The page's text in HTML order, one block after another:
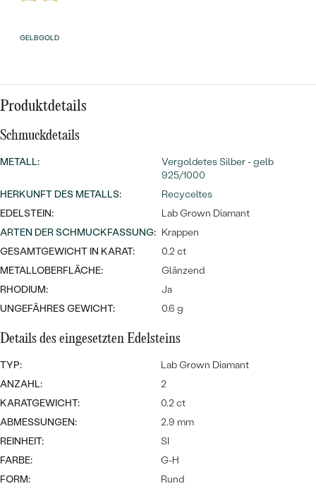
Wave Kollektion
ANSEHEN
NACH DER FORM
DIAMANTEN
Bestseller
Ohrrinnge
Personalisierte
Halsketten
Meistverkaufte
GELBGOLD
Produktdetails
Schmuckdetails
METALL:
Vergoldetes Silber - gelb
925/1000
HERKUNFT DES METALLS:
Recyceltes
EDELSTEIN:
Lab Grown Diamant
ARTEN DER SCHMUCKFASSUNG: Krappen
GESAMTGEWICHT IN KARAT:
0.2 ct
METALLOBERFLÄCHE:
Glänzend
RHODIUM:
Ja
UNGEFÄHRES GEWICHT:
0.6 g
Details des eingesetzten Edelsteins
TYP:
Lab Grown Diamant
ANZAHL:
2
KARATGEWICHT:
0.2 ct
ABMESSUNGEN:
2.9 mm
REINHEIT:
SI
FARBE:
G-H
FORM:
Rund